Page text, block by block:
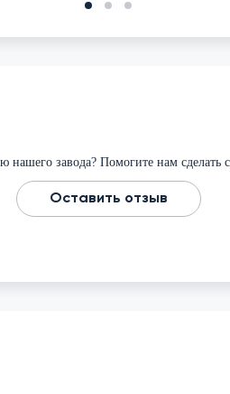
нашего завода? Помогите нам сделать
Оставить отзыв